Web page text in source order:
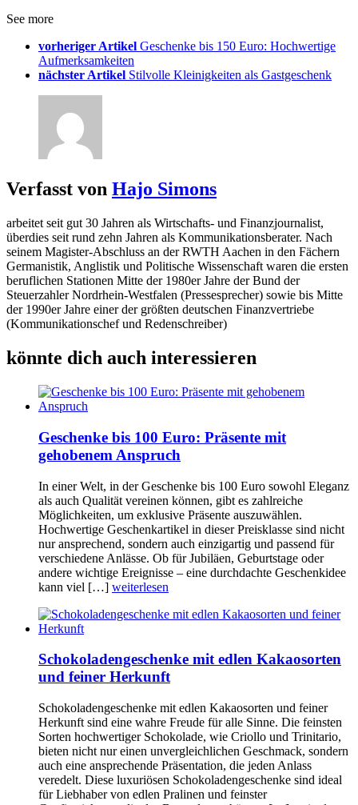
See more
vorheriger Artikel Geschenke bis 150 Euro: Hochwertige
Aufmerksamkeiten
nächster Artikel Stilvolle Kleinigkeiten als Gastgeschenk
Verfasst von Hajo Simons
arbeitet seit gut 30 Jahren als Wirtschafts- und Finanzjournalist,
überdies seit rund zehn Jahren als Kommunikationsberater. Nach
seinem Magister-Abschluss an der RWTH Aachen in den Fächern
Germanistik, Anglistik und Politische Wissenschaft waren die ersten
beruflichen Stationen Mitte der 1980er Jahre der Bund der
Steuerzahler Nordrhein-Westfalen (Pressesprecher) sowie bis Mitte
der 1990er Jahre einer der größten deutschen Finanzvertriebe
(Kommunikationschef und Redenschreiber)
könnte dich auch interessieren
Geschenke bis 100 Euro: Präsente mit
gehobenem Anspruch
In einer Welt, in der Geschenke bis 100 Euro sowohl Eleganz
als auch Qualität vereinen können, gibt es zahlreiche
Möglichkeiten, um exklusive Präsente auszuwählen.
Hochwertige Geschenkartikel in dieser Preisklasse sind nicht
nur ansprechend, sondern auch einzigartig und passend für
verschiedene Anlässe. Ob für Jubiläen, Geburtstage oder
andere wichtige Ereignisse – eine durchdachte Geschenkidee
kann viel […] weiterlesen
Schokoladengeschenke mit edlen Kakaosorten
und feiner Herkunft
Schokoladengeschenke mit edlen Kakaosorten und feiner
Herkunft sind eine wahre Freude für alle Sinne. Die feinsten
Sorten hochwertiger Schokolade, wie Criollo und Trinitario,
bieten nicht nur einen unvergleichlichen Geschmack, sondern
auch eine ansprechende Präsentation, die jeden Anlass
veredelt. Diese luxuriösen Schokoladengeschenke sind ideal
für Liebhaber von edlen Pralinen und feinster